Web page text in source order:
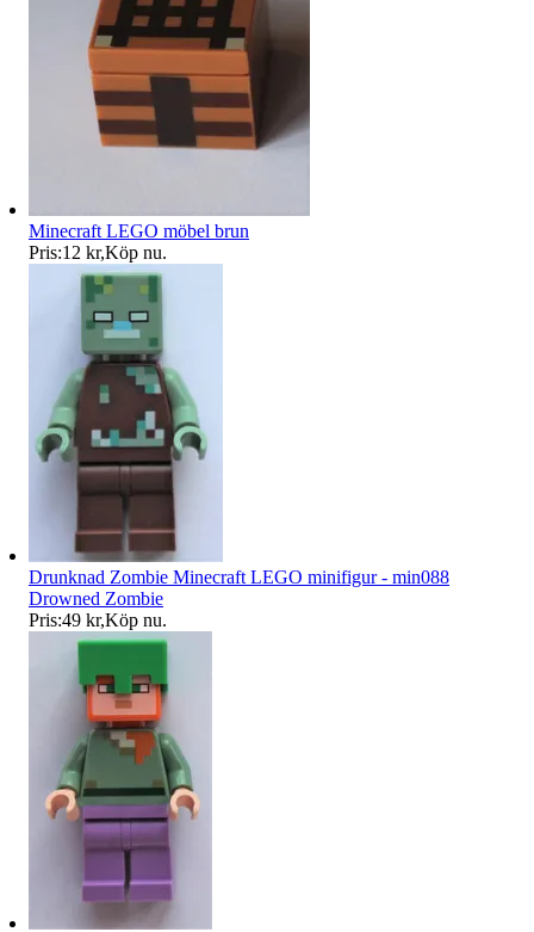
Minecraft LEGO möbel brun
Pris:12 kr,Köp nu.
Drunknad Zombie Minecraft LEGO minifigur - min088
Drowned Zombie
Pris:49 kr,Köp nu.